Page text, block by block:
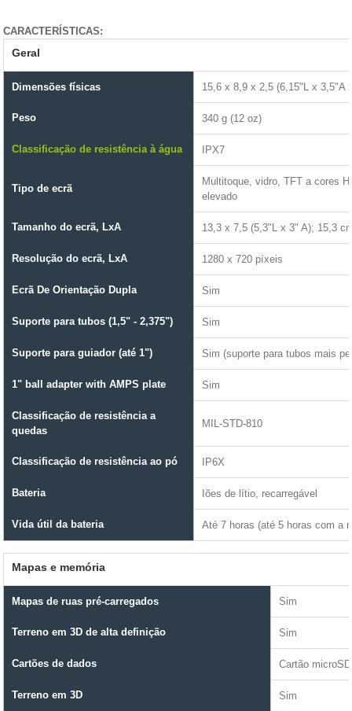
CARACTERÍSTICAS:
Geral
Dimensões físicas 15,6 x 8,9 x 2,5 (6,15"L x 3,5"A
Peso 340 g (12 oz)
Classificação de resistência à água IPX7
Tipo de ecrã
Multitoque, vidro, TFT a cores
elevado
Tamanho do ecrã, LxA 13,3 x 7,5 (5,3"L x 3" A); 15,3
Resolução do ecrã, LxA 1280 x 720 píxeis
Ecrã De Orientação Dupla Sim
Suporte para tubos (1,5" - 2,375") Sim
Suporte para guiador (até 1") Sim (suporte para tubos mais
1" ball adapter with AMPS plate Sim
Classificação de resistência a
quedas
MIL-STD-810
Classificação de resistência ao pó IP6X
Bateria Iões de lítio, recarregável
Vida útil da bateria Até 7 horas (até 5 horas com a
Mapas e memória
Mapas de ruas pré-carregados Sim
Terreno em 3D de alta definição Sim
Cartões de dados Cartão microSD
Terreno em 3D Sim